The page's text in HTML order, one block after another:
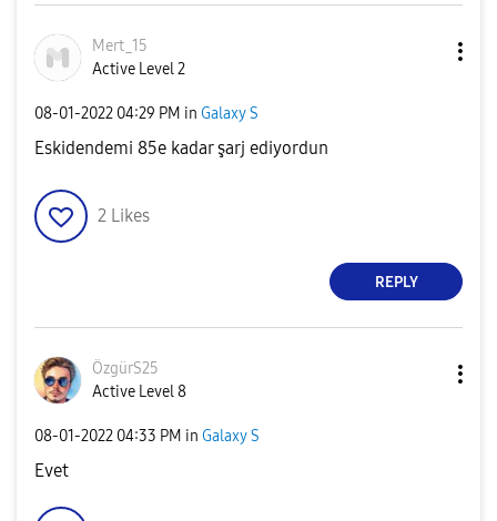
Mert_15
Active Level 2
‎08-01-2022 04:29 PM in Galaxy S
Eskidendemi 85e kadar şarj ediyordun
2 Likes
REPLY
ÖzgürS25
Active Level 8
‎08-01-2022 04:33 PM in Galaxy S
Evet